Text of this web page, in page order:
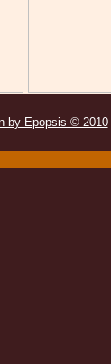
by Epopsis © 2010